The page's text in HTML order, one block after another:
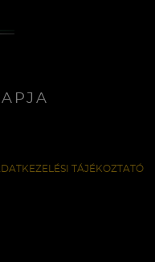
TÁJÉKOZTATÓ